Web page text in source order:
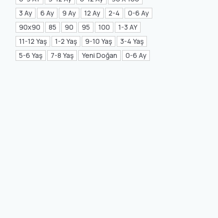
Mea Concept(20)
GLORIA Home
(21)
3 Ay
6 Ay 9 Ay 12 Ay 2-4
0-6 Ay
90x90
85 90 95 100
1-3 AY
11-12 Yaş
1-2 Yaş 9-10 Yaş
3-4 Yaş
5-6 Yaş
7-8 Yaş Yeni Doğan 0-6 Ay